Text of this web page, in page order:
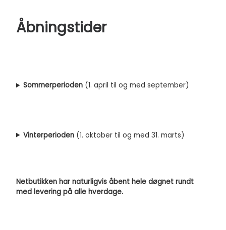
Åbningstider
Sommerperioden (1. april til og med september)
Vinterperioden (1. oktober til og med 31. marts)
Netbutikken har naturligvis åbent hele døgnet rundt
med levering på alle hverdage.